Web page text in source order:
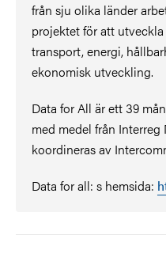
från sju olika länder
projektet för att
transport, energi,
ekonomisk utveckling.
Data for All är ett 39
med medel från
koordineras av
Data for all: s hemsida: